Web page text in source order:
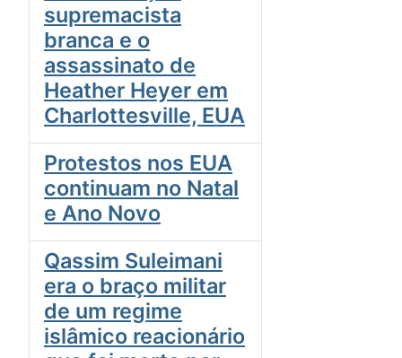
supremacista
branca e o
assassinato de
Heather Heyer em
Charlottesville, EUA
Protestos nos EUA
continuam no Natal
e Ano Novo
Qassim Suleimani
era o braço militar
de um regime
islâmico reacionário